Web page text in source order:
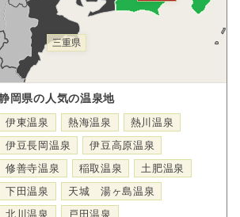
三重県
岡県の人気の温泉地
伊東温泉 熱海温泉
熱川温泉
伊豆長岡温泉
伊豆高原温泉
修善寺温泉
稲取温泉
土肥温泉
下田温泉
天城 湯ヶ島温泉
北川温泉
戸田温泉